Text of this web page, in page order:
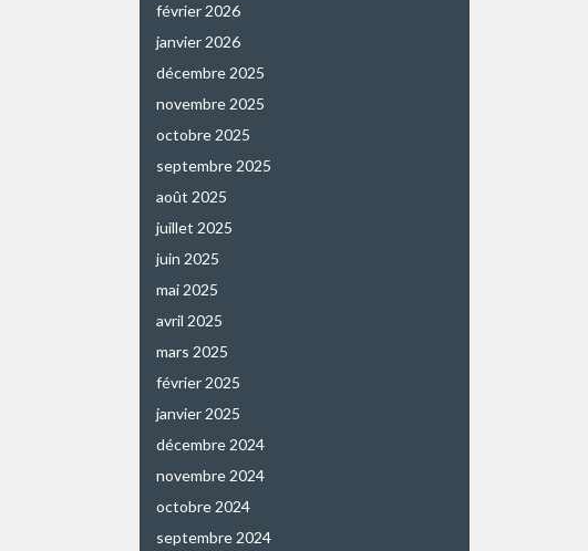
février 2026
janvier 2026
décembre 2025
novembre 2025
octobre 2025
septembre 2025
août 2025
juillet 2025
juin 2025
mai 2025
avril 2025
mars 2025
février 2025
janvier 2025
décembre 2024
novembre 2024
octobre 2024
septembre 2024